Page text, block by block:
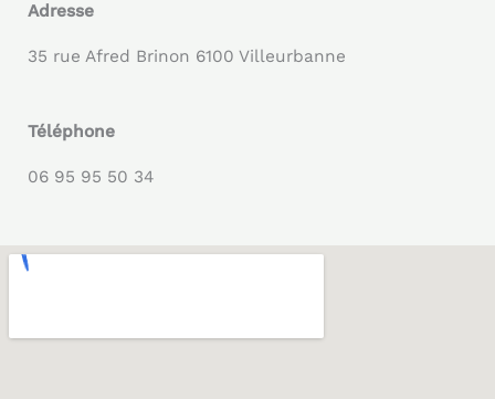
Adresse
35 rue Afred Brinon 6100 Villeurbanne
Téléphone
06 95 95 50 34